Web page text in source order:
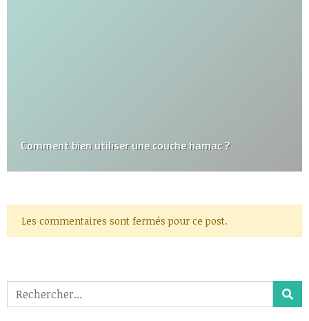
Comment bien utiliser une couche hamac ?
Les commentaires sont fermés pour ce post.